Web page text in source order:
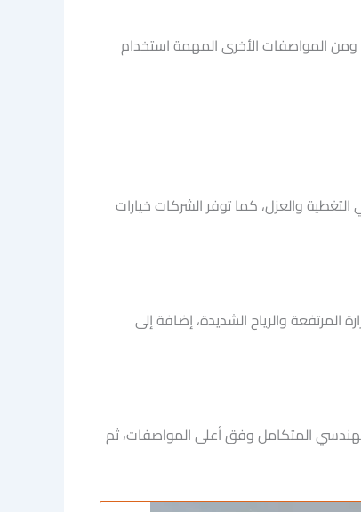
ومن المواصفات الأخرى المهمة استخدام
والعزل، كما توفر الشركات خيارات
والرياح الشديدة، إضافة إلى
المتكامل وفق أعلى المواصفات، ثم